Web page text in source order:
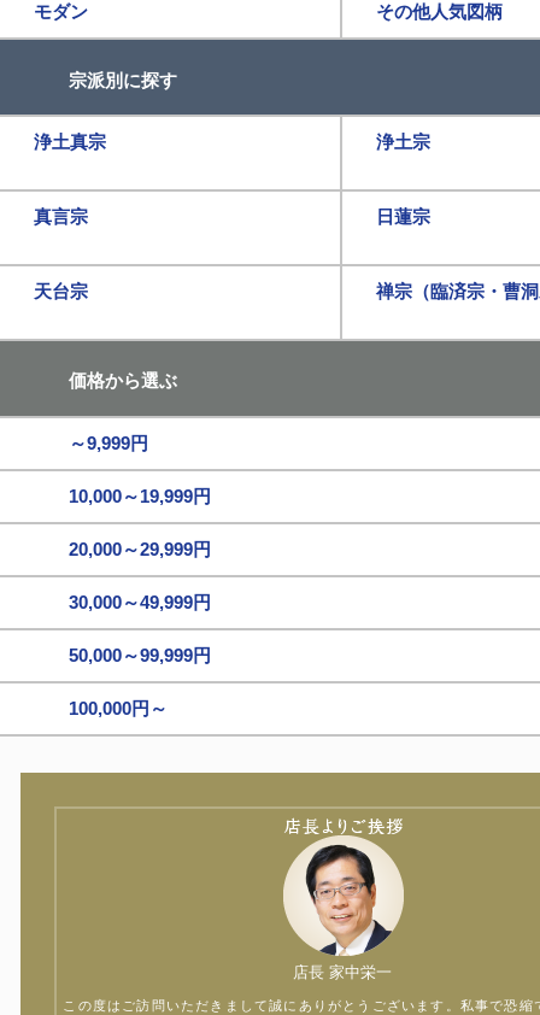
モダン その他人気図柄
宗派別に探す
浄土真宗 浄土宗
真言宗 日蓮宗
天台宗 禅宗（臨済宗・曹
価格から選ぶ
～9,999円
10,000～19,999円
20,000～29,999円
30,000～49,999円
50,000～99,999円
100,000円～
店長 家中栄一
この度はご訪問いただきまして誠にありがとうございます。私事で恐縮